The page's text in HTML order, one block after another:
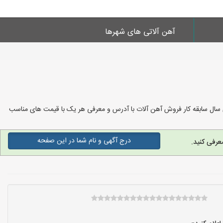
آهن آلاتی های شهرها
سابقه کار فروش آهن آلات با آدرس و معرفی هر یک با قیمت های مناسب
کنید. درج آگهی و نام شما در این صفحه